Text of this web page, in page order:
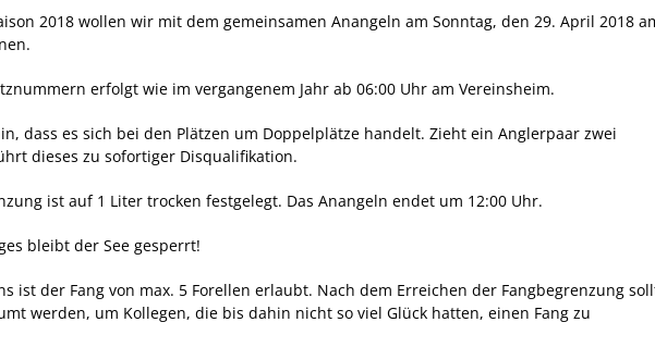
2018 wollen wir mit dem gemeinsamen Anangeln am Sonntag, den 29. April 2018
erfolgt wie im vergangenem Jahr ab 06:00 Uhr am Vereinsheim.
dass es sich bei den Plätzen um Doppelplätze handelt. Zieht ein Anglerpaar zwei
dieses zu sofortiger Disqualifikation.
ist auf 1 Liter trocken festgelegt. Das Anangeln endet um 12:00 Uhr.
bleibt der See gesperrt!
ist der Fang von max. 5 Forellen erlaubt. Nach dem Erreichen der Fangbegrenzung
werden, um Kollegen, die bis dahin nicht so viel Glück hatten, einen Fang zu